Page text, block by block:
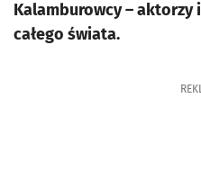
Kalamburowcy –
całego świata.